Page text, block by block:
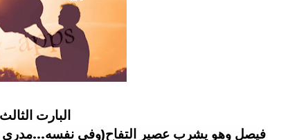
البارت
فيصل وهو يشرب عصير التفاح(وفي